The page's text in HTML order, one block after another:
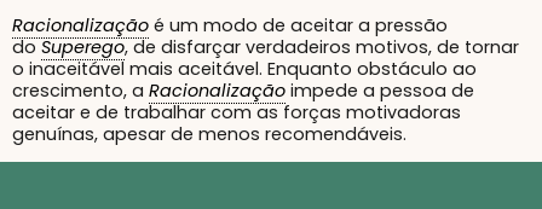
Racionalização é um modo de aceitar a pressão
doSuperego, de disfarçar verdadeiros motivos, de tornar
o inaceitável mais aceitável. Enquanto obstáculo ao
crescimento, a Racionalização impede a pessoa de
aceitar e de trabalhar com as forças motivadoras
genuínas, apesar de menos recomendáveis.